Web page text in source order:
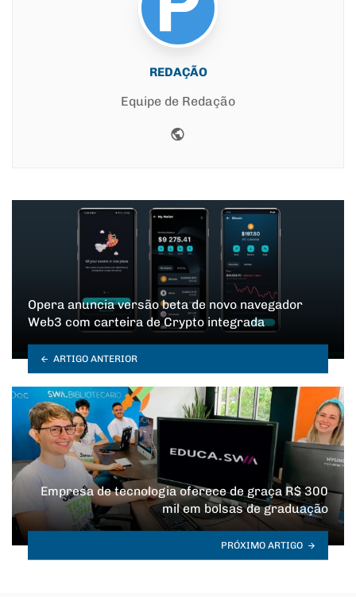
REDAÇÃO
Equipe de Redação
Opera anuncia versão beta de novo navegador
Web3 com carteira de Crypto integrada
ARTIGO ANTERIOR
Empresa de tecnologia oferece de graça R$ 300
mil em bolsas de graduação
PRÓXIMO ARTIGO